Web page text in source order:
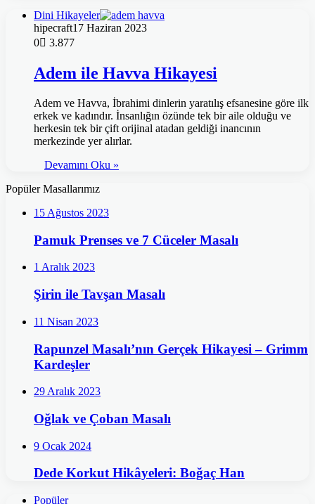
Dini Hikayeler
hipecraft17 Haziran 2023
0
3.877
Adem ile Havva Hikayesi
Adem ve Havva, İbrahimi dinlerin yaratılış efsanesine göre ilk
erkek ve kadındır. İnsanlığın özünde tek bir aile olduğu ve
herkesin tek bir çift orijinal atadan geldiği inancının
merkezinde yer alırlar.
Devamını Oku »
Popüler Masallarımız
15 Ağustos 2023
Pamuk Prenses ve 7 Cüceler Masalı
1 Aralık 2023
Şirin ile Tavşan Masalı
11 Nisan 2023
Rapunzel Masalı’nın Gerçek Hikayesi – Grimm
Kardeşler
29 Aralık 2023
Oğlak ve Çoban Masalı
9 Ocak 2024
Dede Korkut Hikâyeleri: Boğaç Han
Popüler